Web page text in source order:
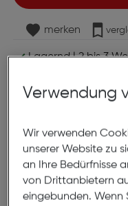
merken
Lagernd | 2 bis 3
Selbstabholung in
Axxtra Maus
Verwendung
Wir verwenden
unserer Website zu
an Ihre Bedürfnisse
von Drittanbietern
eingebunden. Wenn